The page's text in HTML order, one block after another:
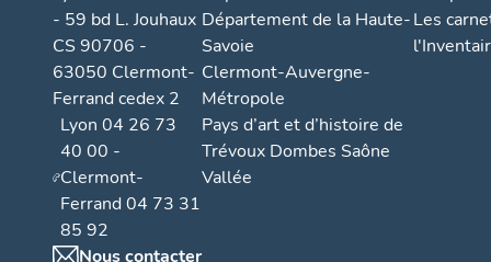
- 59 bd L. Jouhaux
CS 90706 -
63050 Clermont-
Ferrand cedex 2
Lyon 04 26 73
40 00 -
Clermont-
Ferrand 04 73 31
85 92
Nous contacter
Département de la Haute-
Savoie
Clermont-Auvergne-
Métropole
Pays d’art et d’histoire de
Trévoux Dombes Saône
Vallée
Les